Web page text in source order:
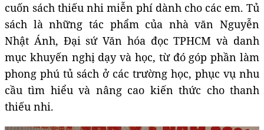
cuốn sách thiếu nhi miễn phí dành cho các em. Tủ
sách là những tác phẩm của nhà văn Nguyễn
Nhật Ánh, Đại sứ Văn hóa đọc TPHCM và danh
mục khuyến nghị dạy và học, từ đó góp phần làm
phong phú tủ sách ở các trường học, phục vụ nhu
cầu tìm hiểu và nâng cao kiến thức cho thanh
thiếu nhi.